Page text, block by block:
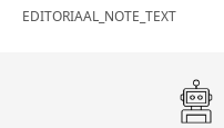
EDITORIAAL_NOTE_TEXT